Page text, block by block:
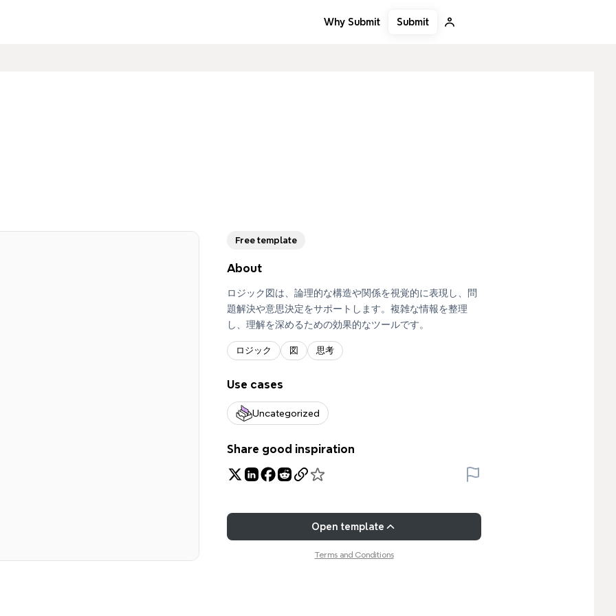
Why Submit Submit
Free template
Open template
Terms and Conditions
About
ロジック図は、論理的な構造や関係を視覚的に表現し、問
題解決や意思決定をサポートします。複雑な情報を整理
し、理解を深めるための効果的なツールです。
ロジック 図 思考
Use cases
Uncategorized
Share good inspiration